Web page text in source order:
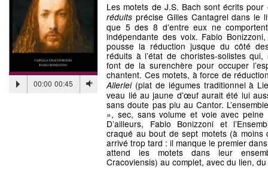
00:00 00:45
Les motets de J.S. Bach sont écrits
réduitsprécise Gilles Cantagrel dans le
que 5 des 8 d’entre eux ne
indépendante des voix. Fabio
pousse la réduction jusque du côté
réduits à l’état de choristes-solistes
font de la surenchère pour occuper
chantent. Ces motets, à force de
Allerlei(plat de légumes traditionnel à
veau lié au jaune d’œuf aurait été lui
sans doute pas plu au Cantor.
», sec, sans volume et vole avec
D’ailleurs, Fabio Bonizzoni et
craqué au bout de sept motets (à moins
arrivé trop tard : il manque le premier
attend les motets dans leur
Cracoviensis) au complet, avec du lien,